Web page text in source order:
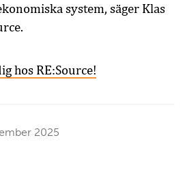
system, säger Klas
hos RE:Source!
2025